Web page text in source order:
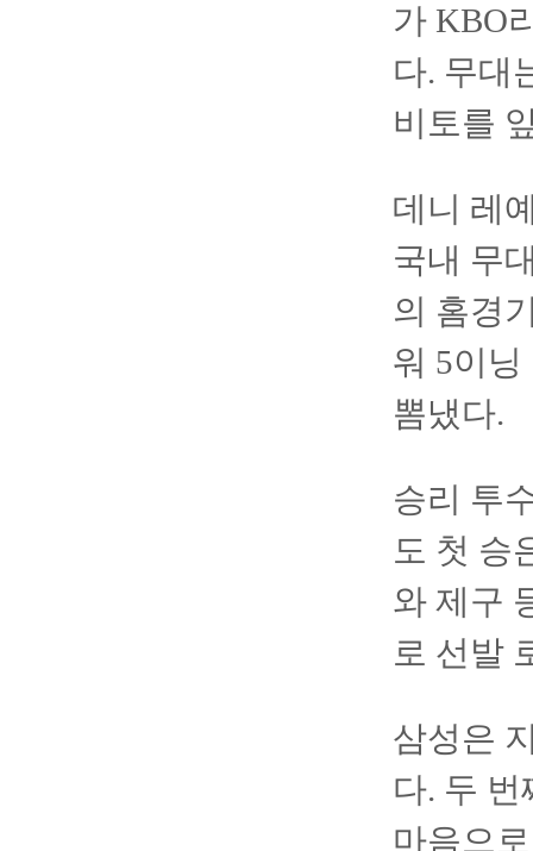
가 KBO
다. 무대
비토를
데니 레
국내 무
의 홈경
워 5이
뽐냈다.
승리 투
도 첫 승
와 제구
로 선발
삼성은
다. 두
마음으